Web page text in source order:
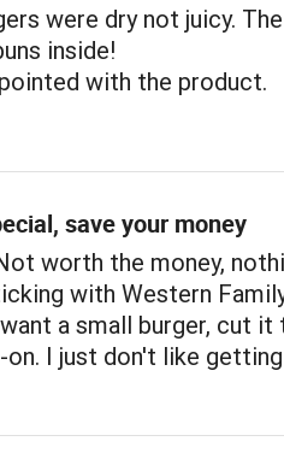
were dry not juicy.
inside!
with the product.
save your money
worth the money,
with Western
a small burger, cut it
I just don't like